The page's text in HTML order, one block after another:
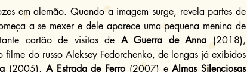
em alemão. Quando a imagem surge, revela partes de
a se mexer e dele aparece uma pequena menina de
cartão de visitas de A Guerra de Anna (2018),
do russo Aleksey Fedorchenko, de longas já exibidos
(2005), A Estrada de Ferro (2007) e Almas Silenciosas